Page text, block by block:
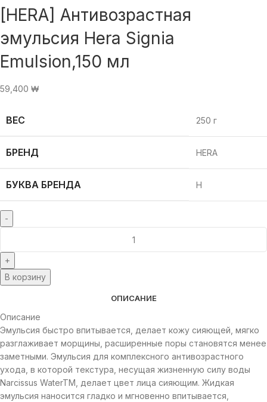
[HERA] Антивозрастная
эмульсия Hera Signia
Emulsion,150 мл
59,400 ₩
ВЕС 250 г
БРЕНД HERA
БУКВА БРЕНДА H
В корзину
ОПИСАНИЕ
Описание
Эмульсия быстро впитывается, делает кожу сияющей, мягко
разглаживает морщины, расширенные поры становятся менее
заметными. Эмульсия для комплексного антивозрастного
ухода, в которой текстура, несущая жизненную силу воды
Narcissus WaterTM, делает цвет лица сияющим. Жидкая
эмульсия наносится гладко и мгновенно впитывается,